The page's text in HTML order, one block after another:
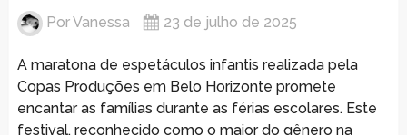
PorVanessa 23 de julho de 2025
A maratona de espetáculos infantis realizada pela
Copas Produções em Belo Horizonte promete
encantar as famílias durante as férias escolares. Este
festival, reconhecido como o maior do gênero na